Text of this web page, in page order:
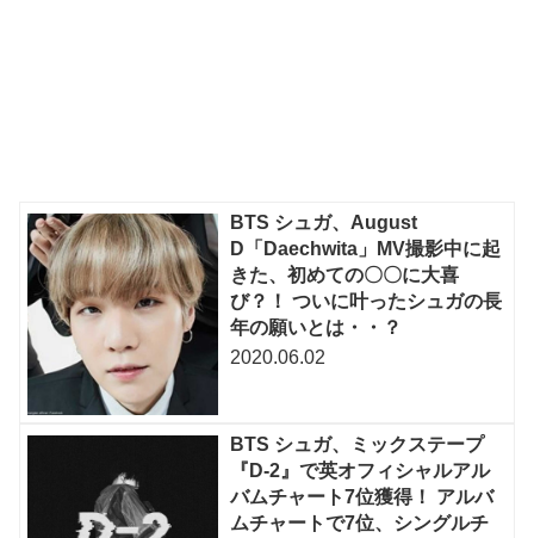
BTS シュガ、August
D「Daechwita」MV撮影中に起
きた、初めての〇〇に大喜
び？！ ついに叶ったシュガの長
年の願いとは・・？
2020.06.02
BTS シュガ、ミックステープ
『D-2』で英オフィシャルアル
バムチャート7位獲得！ アルバ
ムチャートで7位、シングルチ